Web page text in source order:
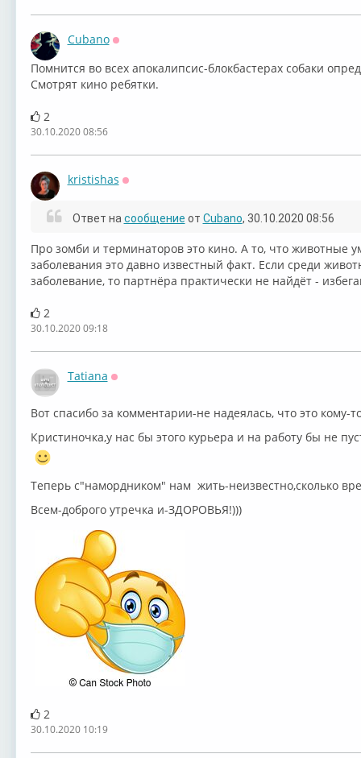
Cubano
Помнится во всех апокалипсис-блокбастерах собаки
Смотрят кино ребятки.
2
30.10.2020 08:56
kristishas
Ответ насообщение от Cubano, 30.10.2020 08:56
Про зомби и терминаторов это кино. А то, что животные
заболевания это давно известный факт. Если среди
заболевание, то партнёра практически не найдёт -
2
30.10.2020 09:18
Tatiana
Вот спасибо за комментарии-не надеялась, что это кому-
Кристиночка,у нас бы этого курьера и на работу бы не
Теперь с"намордником" нам жить-неизвестно,сколько
Всем-доброго утречка и-ЗДОРОВЬЯ!)))
2
30.10.2020 10:19